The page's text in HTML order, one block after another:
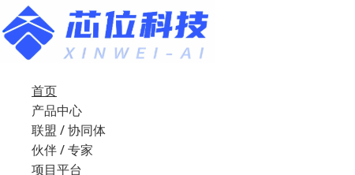
首页
产品中心
联盟 / 协同体
伙伴 / 专家
项目平台